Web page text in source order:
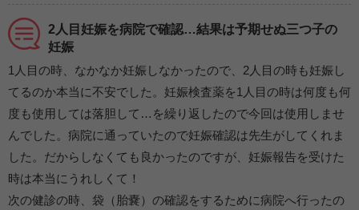
2人目妊娠を病院で確認…結果は予期せぬ三つ子の
妊娠
1人目の時、なかなか妊娠しなかったので、2人目の時も妊娠し
てるのか本当に不安でした。妊娠検査薬を1人目の時は何度も何
度も使用しては落胆して…を繰り返したので今回は使用しませ
んでした。病院に通っていたので妊娠確認は先生がしてくれま
した。だからしなくても良かったのですが、妊娠報告を受けた
時は本当にうれしくて！
次の健診の時、袋（胎嚢）の確認をするために病院へ行ったの